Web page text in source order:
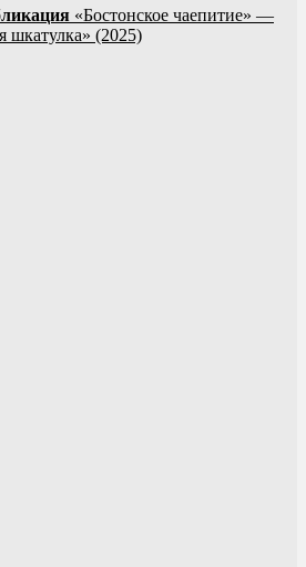
«Бостонское чаепитие» —
шкатулка» (2025)